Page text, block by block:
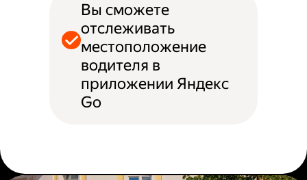
Вы сможете
отслеживать
местоположение
водителя в
приложении Яндекс
Go